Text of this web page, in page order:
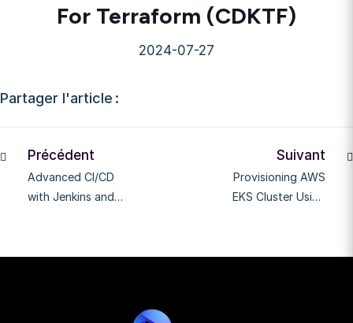
For Terraform (CDKTF)
2024-07-27
Partager l'article :
Précédent
Advanced CI/CD
with Jenkins and
Application
Suivant
Provisioning AWS
EKS Cluster Using